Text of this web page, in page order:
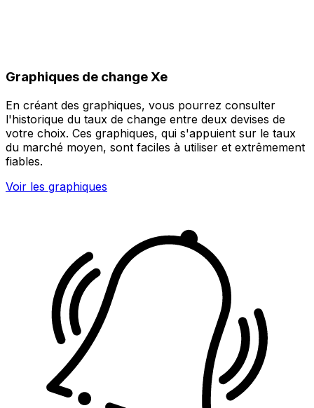
Graphiques de change Xe
En créant des graphiques, vous pourrez consulter
l'historique du taux de change entre deux devises de
votre choix. Ces graphiques, qui s'appuient sur le taux
du marché moyen, sont faciles à utiliser et extrêmement
fiables.
Voir les graphiques